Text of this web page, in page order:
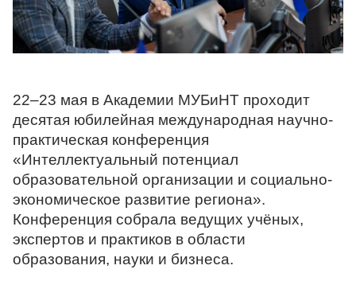
22–23 мая в Академии МУБиНТ проходит
десятая юбилейная международная научно-
практическая конференция
«Интеллектуальный потенциал
образовательной организации и социально-
экономическое развитие региона».
Конференция собрала ведущих учёных,
экспертов и практиков в области
образования, науки и бизнеса.